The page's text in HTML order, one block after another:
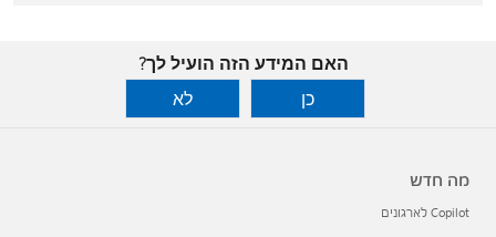
האם המידע הזה הועיל לך?
כן
לא
מה חדש
Copilot לארגונים